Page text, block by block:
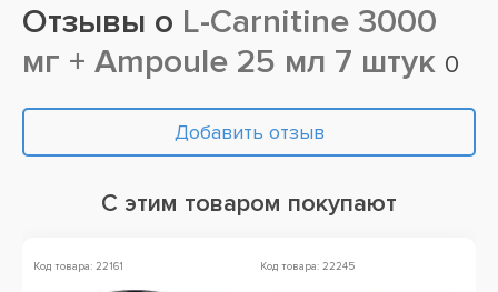
Отзывы о L-Carnitine 3000
мг + Ampoule 25 мл 7 штук 0
Добавить отзыв
С этим товаром покупают
Код товара: 22161 Код товара: 22245